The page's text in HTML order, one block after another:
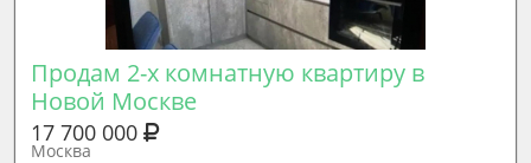
Продам 2-х комнатную квартиру в
Новой Москве
17 700 000
Москва